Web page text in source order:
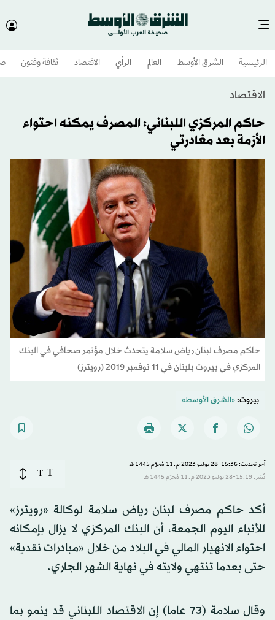
الرئيسية الشرق الأوسط​ العالم الرأي الاقتصاد ثقافة وفنون
الاقتصاد
حاكم المركزي اللبناني: المصرف يمكنه احتواء
الأزمة بعد مغادرتي
حاكم مصرف لبنان رياض سلامة يتحدث خلال مؤتمر صحافي في البنك
المركزي في بيروت بلبنان في 11 نوفمبر 2019 (رويترز)
بيروت:«الشرق الأوسط»
آخر تحديث: 15:36-28 يوليو 2023 م ـ 11 مُحرَّم 1445 هـ
نُشر: 15:19-28 يوليو 2023 م ـ 11 مُحرَّم 1445 هـ
T
T
أكد حاكم مصرف لبنان رياض سلامة لوكالة «رويترز»
للأنباء اليوم الجمعة، أن البنك المركزي لا يزال بإمكانه
احتواء الانهيار المالي في البلاد من خلال «مبادرات نقدية»
حتى بعدما تنتهي ولايته في نهاية الشهر الجاري.
وقال سلامة (73 عاما) إن الاقتصاد اللبناني قد ينمو بما